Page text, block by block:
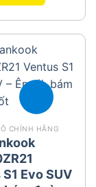
CHÍNH HÃNG
Evo SUV